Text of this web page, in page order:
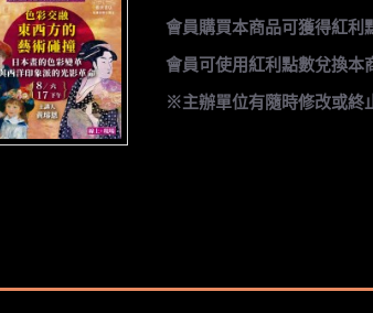
會員購買本商品可獲得紅利
會員可使用紅利點數兌換本
※主辦單位有隨時修改或終